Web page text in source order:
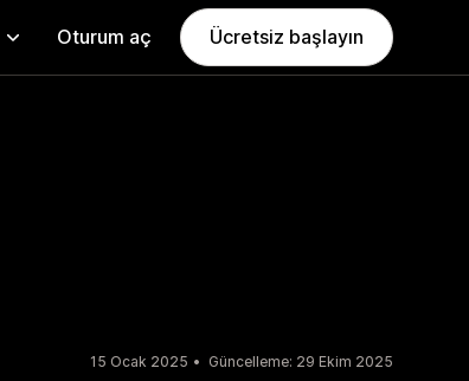
Oturum aç Ücretsiz başlayın
15 Ocak 2025 Güncelleme: 29 Ekim 2025